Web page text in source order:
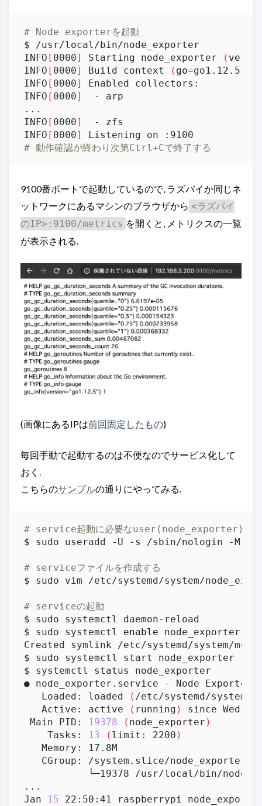
# Node exporterを起動
INFO [ 0000] Starting node_exporter (
INFO [ 0000] Build context ( go=go1.12.5,
INFO [ 0000]
Enabled
INFO [ 0000]
-
INFO [ 0000]
-
INFO [ 0000]
Listening
# 動作確認が終わり次第Ctrl+Cで終了する
9100番ポートで起動しているので, ラズパイか同じネ
ットワークにあるマシンのブラウザから <ラズパイ
のIP>:9100/metrics を開くと, メトリクスの一覧
が表示される.
(画像にあるIPは前回固定したもの)
毎回手動で起動するのは不便なのでサービス化して
おく.
こちらのサンプルの通りにやってみる.
# service起動に必要なuser(node_exporter)を追
# serviceファイルを作成する
# serviceの起動
$ sudo systemctl enable
   Loaded: loaded
( /etc/systemd/system/
   Active: active
( running )
since Wed
Main PID: 19378 ( node_exporter )
    Tasks:
13 ( limit: 2200 )
Jan 15 22:50:41 raspberrypi